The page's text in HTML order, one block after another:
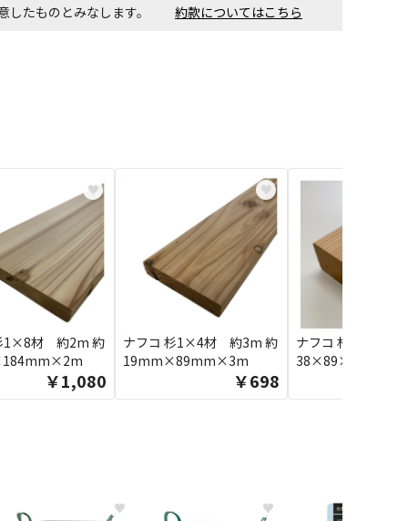
意したものとみなします。 約款についてはこちら
♥
1×8材 約2m 約
￥1,080
♥
ナフコ 杉1×4材 約3m 約
19mm×89mm×3m
￥698
ナフコ 杉2×4材
38×89×2m
♥ ♥